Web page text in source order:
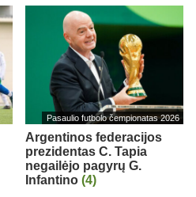
Pasaulio futbolo čempionatas 2026
Argentinos federacijos
prezidentas C. Tapia
negailėjo pagyrų G.
Infantino (4)